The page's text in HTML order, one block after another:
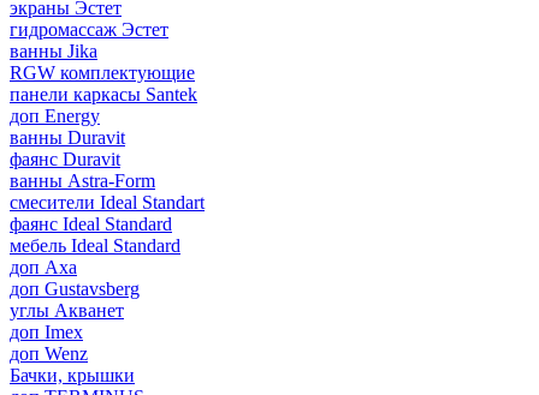
экраны Эстет
гидромассаж Эстет
ванны Jika
RGW комплектующие
панели каркасы Santek
доп Energy
ванны Duravit
фаянс Duravit
ванны Astra-Form
смесители Ideal Standart
фаянс Ideal Standard
мебель Ideal Standard
доп Axa
доп Gustavsberg
углы Акванет
доп Imex
доп Wenz
Бачки, крышки